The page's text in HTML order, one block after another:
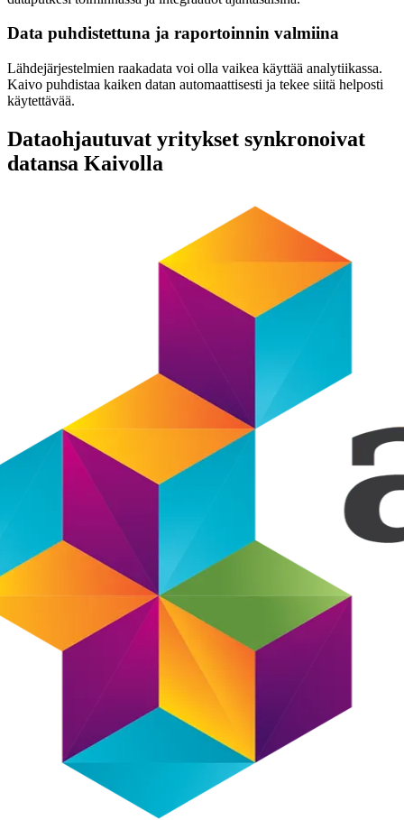
Data puhdistettuna ja raportoinnin valmiina
Lähdejärjestelmien raakadata voi olla vaikea käyttää analytiikassa.
Kaivo puhdistaa kaiken datan automaattisesti ja tekee siitä helposti
käytettävää.
Dataohjautuvat yritykset synkronoivat
datansa Kaivolla